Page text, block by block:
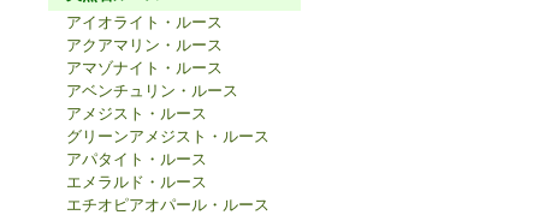
アイオライト・ルース
アクアマリン・ルース
アマゾナイト・ルース
アベンチュリン・ルース
アメジスト・ルース
グリーンアメジスト・ルース
アパタイト・ルース
エメラルド・ルース
エチオピアオパール・ルース